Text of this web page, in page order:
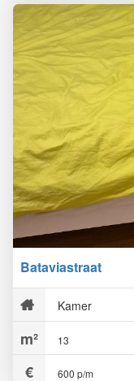
Bataviastraat
Kamer
13
600 p/m